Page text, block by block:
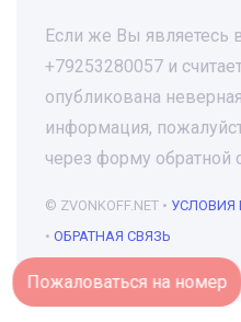
Если же Вы являетесь
+79253280057 и
опубликована
информация,
через форму обратной
© ZVONKOFF.NET • УСЛОВИЯ
• ОБРАТНАЯ СВЯЗЬ
Пожаловаться на номер